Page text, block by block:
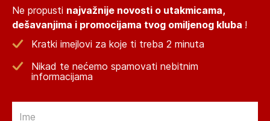
Ne propusti najvažnije novosti o utakmicama,
dešavanjima i promocijama tvog omiljenog kluba !
Kratki imejlovi za koje ti treba 2 minuta
Nikad te nećemo spamovati nebitnim
informacijama